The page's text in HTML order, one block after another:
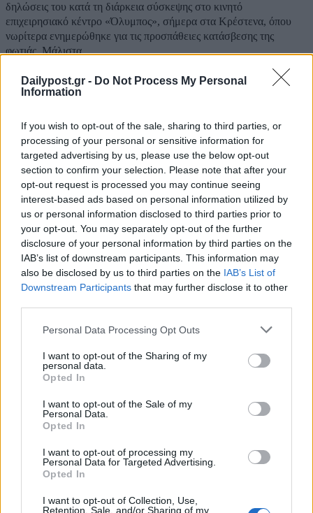
Dailypost.gr - Do Not Process My Personal
Information
If you wish to opt-out of the sale, sharing to third parties, or
processing of your personal or sensitive information for
targeted advertising by us, please use the below opt-out
section to confirm your selection. Please note that after your
opt-out request is processed you may continue seeing
interest-based ads based on personal information utilized by
us or personal information disclosed to third parties prior to
your opt-out. You may separately opt-out of the further
disclosure of your personal information by third parties on the
IAB’s list of downstream participants. This information may
also be disclosed by us to third parties on the IAB’s List of
Downstream Participants that may further disclose it to other
Personal Data Processing Opt Outs
I want to opt-out of the Sharing of my
personal data.
Opted In
I want to opt-out of the Sale of my
Personal Data.
Opted In
I want to opt-out of processing my
Personal Data for Targeted Advertising.
Opted In
I want to opt-out of Collection, Use,
Retention, Sale, and/or Sharing of my
δηλώσεις του κατά τη διάρκεια σύσκεψης στο κινητό
επιχειρησιακό κέντρο «Όλυμπος», σήμερα στα Κρέστενα, όπου
νωρίτερα ενημερώθηκε για τις προσπάθειες κατάσβεσης της
φωτιάς. Μάλιστα,...
Στυλιανίδης: «Πολύ δύσκολη πυρκαγιά λόγω
καιρικών συνθηκών και ανάγλυφου της
περιοχής»
05/06/2022
Σε ύφεση βρίσκεται η πυρκαγιά στην Άνω Βούλα καθώς η εικόνα
της φωτιάς παρουσιάζεται βελτιωμένη και η κατάσταση είναι πολύ
καλύτερη ενώ δεν υπάρχουν ενεργές καύσεις, σύμφωνα με την
ηγεσία του Υπουργείου Κλιματικής Κρίσης και Πολιτικής
Προστασίας κατά την...